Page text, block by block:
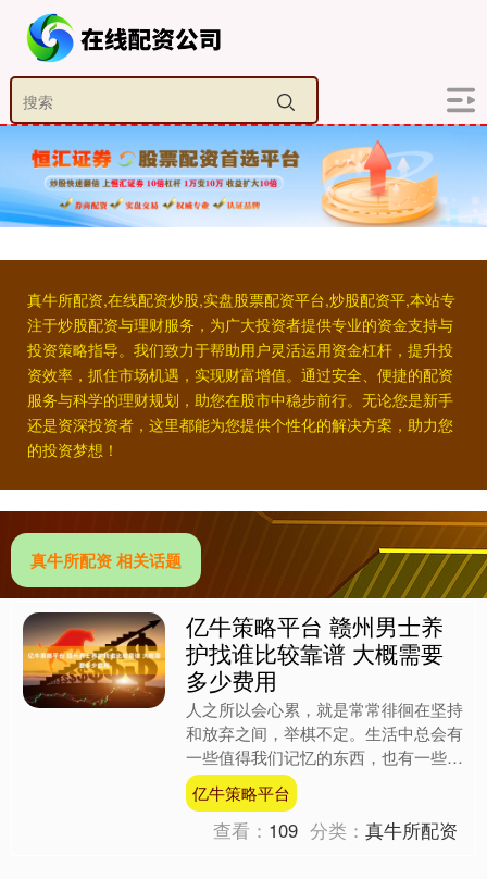
真牛所配资,在线配资炒股,实盘股票配资平台,炒股配资平,本站专
注于炒股配资与理财服务，为广大投资者提供专业的资金支持与
投资策略指导。我们致力于帮助用户灵活运用资金杠杆，提升投
资效率，抓住市场机遇，实现财富增值。通过安全、便捷的配资
服务与科学的理财规划，助您在股市中稳步前行。无论您是新手
还是资深投资者，这里都能为您提供个性化的解决方案，助力您
的投资梦想！
真牛所配资 相关话题
亿牛策略平台 赣州男士养
护找谁比较靠谱 大概需要
多少费用
人之所以会心累，就是常常徘徊在坚持
和放弃之间，举棋不定。生活中总会有
一些值得我们记忆的东西，也有一些必
须要放弃的东西。放弃与坚持，是每个
人面对人生问题的一种态度....
亿牛策略平台
查看： 109 分类：真牛所配资